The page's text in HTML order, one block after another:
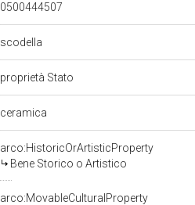
0500444507
scodella
proprietà Stato
ceramica
arco:HistoricOrArtisticProperty
Bene Storico o Artistico
arco:MovableCulturalProperty